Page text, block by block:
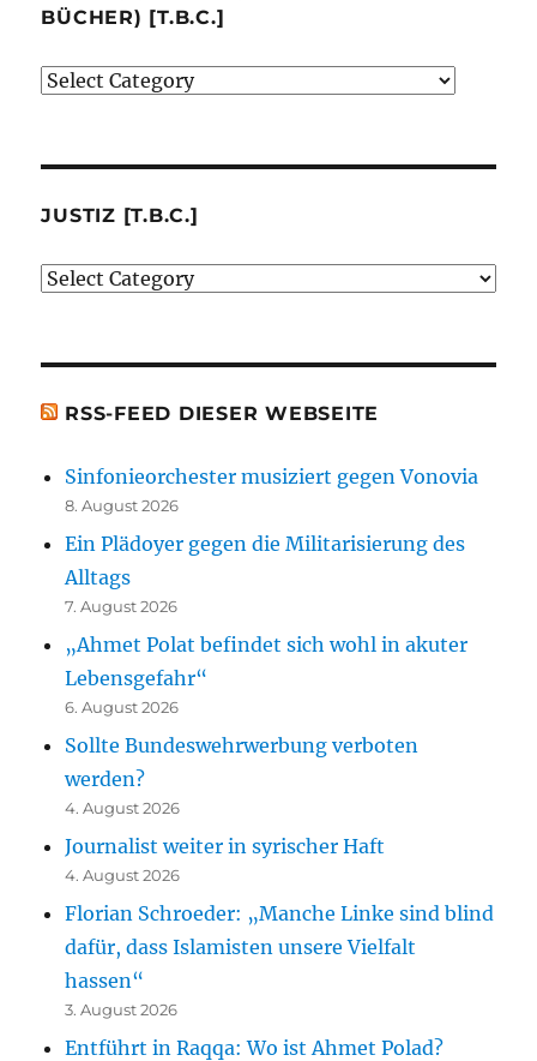
BÜCHER) [T.B.C.]
Verlage
besprochenen
erwähnten
JUSTIZ [T.B.C.]
Justiz
RSS-FEED DIESER WEBSEITE
Sinfonieorchester musiziert gegen Vonovia
8. August 2026
Ein Plädoyer gegen die Militarisierung des
Alltags
7. August 2026
„Ahmet Polat befindet sich wohl in akuter
Lebensgefahr“
6. August 2026
Sollte Bundeswehrwerbung verboten
werden?
4. August 2026
Journalist weiter in syrischer Haft
4. August 2026
Florian Schroeder: „Manche Linke sind blind
dafür, dass Islamisten unsere Vielfalt
hassen“
3. August 2026
Entführt in Raqqa: Wo ist Ahmet Polad?